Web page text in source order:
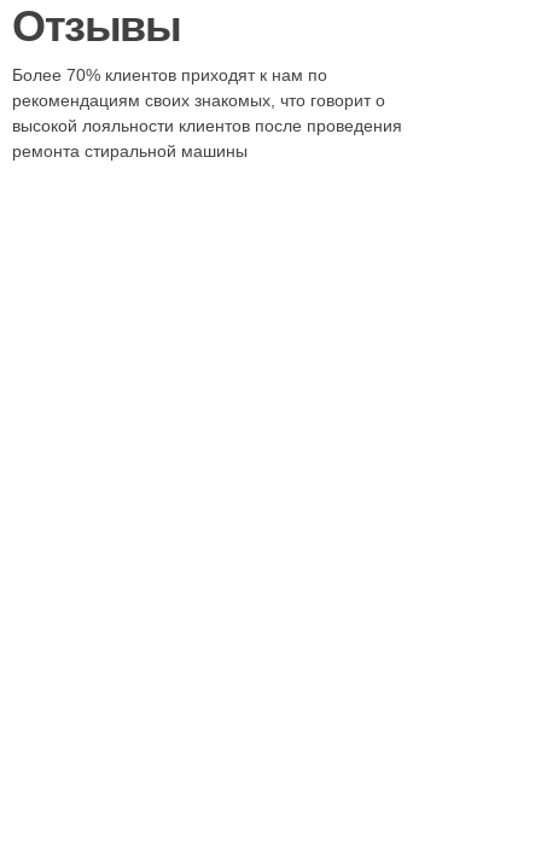
Отзывы
Более 70% клиентов приходят к нам по
рекомендациям своих знакомых, что говорит о
высокой лояльности клиентов после проведения
ремонта стиральной машины